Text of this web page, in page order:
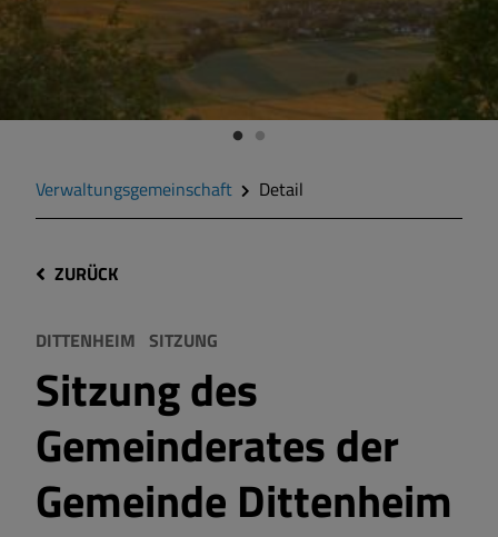
Verwaltungsgemeinschaft Detail
ZURÜCK
DITTENHEIM SITZUNG
Sitzung des
Gemeinderates der
Gemeinde Dittenheim